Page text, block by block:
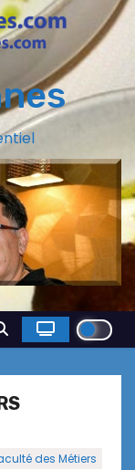
des Métiers